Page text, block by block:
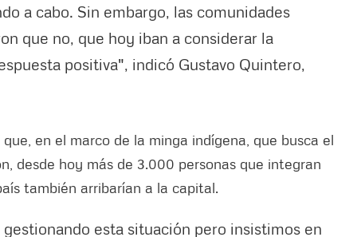
a cabo. Sin embargo, las comunidades
que no, que hoy iban a considerar la
positiva", indicó Gustavo Quintero,
en el marco de la minga indígena, que busca el
desde hoy más de 3.000 personas que integran
también arribarían a la capital.
esta situación pero insistimos en